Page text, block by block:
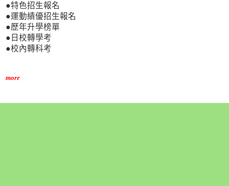
●特色招生報名
●運動績優招生報名
●歷年升學榜單
●日校轉學考
●校內轉科考
more